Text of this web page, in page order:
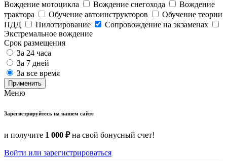
Вождение мотоцикла Вождение снегохода
Вождение
трактора
Обучение автоинструкторов
Обучение теории
ПДД
Пилотирование
Сопровождение на экзаменах
Экстремальное вождение
Срок размещения
За 24 часа
За 7 дней
За все время
Применить
Меню
Зарегистрируйтесь на нашем сайте
и получите 1 000 ₽на свой бонусный счет!
Войти или зарегистрироваться